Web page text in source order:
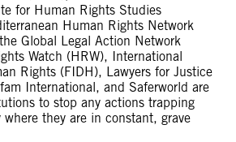
for Human Rights Studies
Human Rights Network
Global Legal Action Network
Watch (HRW), International
Rights (FIDH), Lawyers for Justice
International, and Saferworld are
to stop any actions trapping
they are in constant, grave